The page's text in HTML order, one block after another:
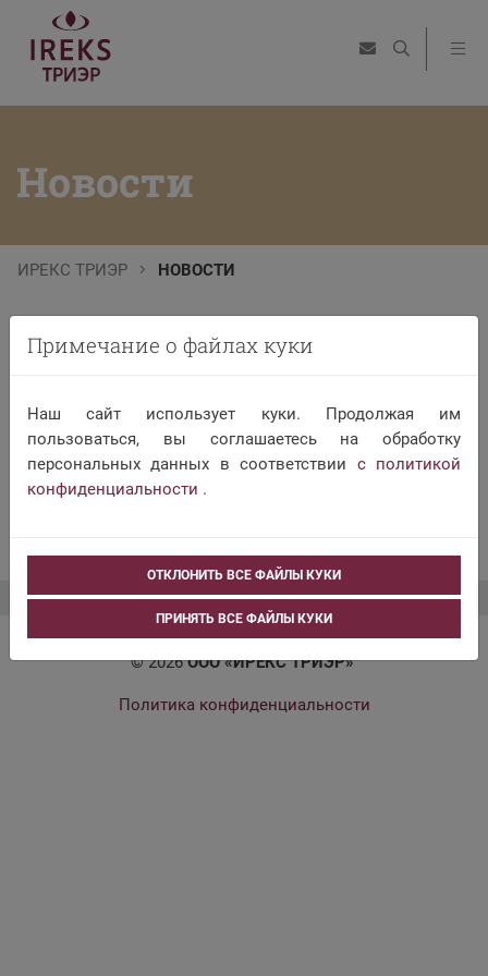
Новости
ИРЕКС ТРИЭР НОВОСТИ
Новости
© 2026ООО «ИРЕКС ТРИЭР»
Политика конфиденциальности
Примечание о файлах куки
Наш сайт использует куки. Продолжая им
пользоваться, вы соглашаетесь на обработку
персональных данных в соответствии с политикой
конфиденциальности .
ОТКЛОНИТЬ ВСЕ ФАЙЛЫ КУКИ
ПРИНЯТЬ ВСЕ ФАЙЛЫ КУКИ